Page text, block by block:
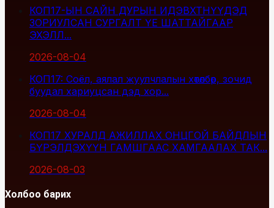
КОП17-ЫН САЙН ДУРЫН ИДЭВХТНҮҮДЭД
ЗОРИУЛСАН СУРГАЛТ ҮЕ ШАТТАЙГААР
ЭХЭЛЛ...
2026-08-04
КОП17: Соёл, аялал жуулчлалын хөтөлбөр, зочид
буудал хариуцсан дэд хор...
2026-08-04
КОП17 ХУРАЛД АЖИЛЛАХ ОНЦГОЙ БАЙДЛЫН
БҮРЭЛДЭХҮҮН ГАМШГААС ХАМГААЛАХ ТАК...
2026-08-03
Холбоо барих